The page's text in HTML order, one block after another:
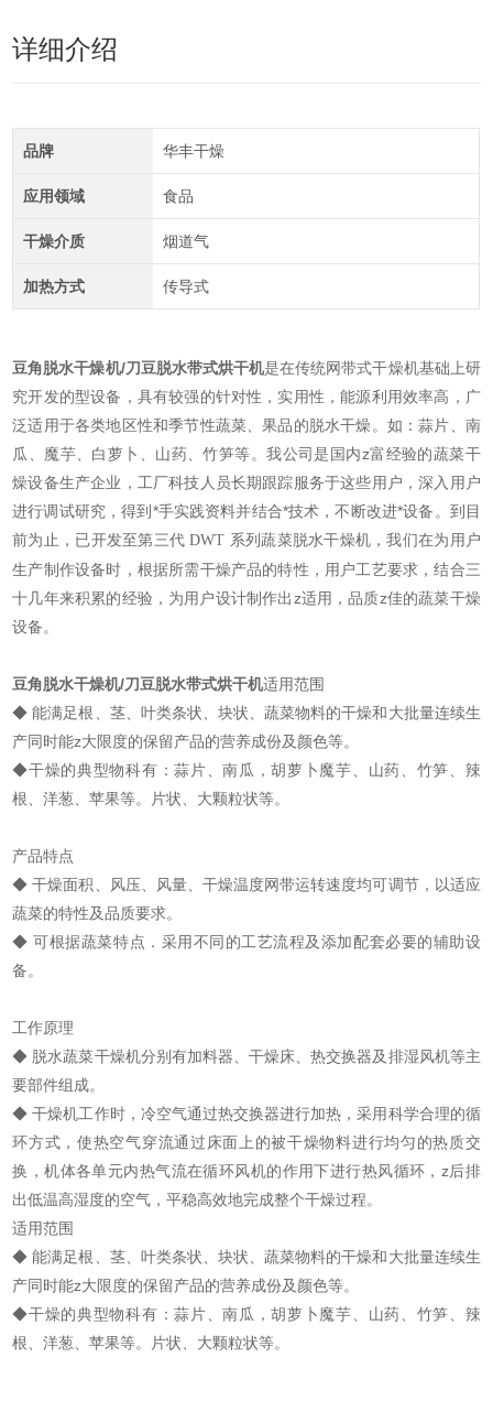
详细介绍
品牌 华丰干燥
应用领域 食品
干燥介质 烟道气
加热方式 传导式
豆角脱水干燥机/刀豆脱水带式烘干机是在传统网带式干燥机基础上研
究开发的型设备，具有较强的针对性，实用性，能源利用效率高，广
泛适用于各类地区性和季节性蔬菜、果品的脱水干燥。如：蒜片、南
瓜、魔芋、白萝卜、山药、竹笋等。我公司是国内z富经验的蔬菜干
燥设备生产企业，工厂科技人员长期跟踪服务于这些用户，深入用户
进行调试研究，得到*手实践资料并结合*技术，不断改进*设备。到目
前为止，已开发至第三代 DWT 系列蔬菜脱水干燥机，我们在为用户
生产制作设备时，根据所需干燥产品的特性，用户工艺要求，结合三
十几年来积累的经验，为用户设计制作出z适用，品质z佳的蔬菜干燥
设备。
豆角脱水干燥机/刀豆脱水带式烘干机适用范围
◆ 能满足根、茎、叶类条状、块状、蔬菜物料的干燥和大批量连续生
产同时能z大限度的保留产品的营养成份及颜色等。
◆干燥的典型物科有：蒜片、南瓜，胡萝卜魔芋、山药、竹笋、辣
根、洋葱、苹果等。片状、大颗粒状等。
产品特点
◆ 干燥面积、风压、风量、干燥温度网带运转速度均可调节，以适应
蔬菜的特性及品质要求。
◆ 可根据蔬菜特点．采用不同的工艺流程及添加配套必要的辅助设
备。
工作原理
◆ 脱水蔬菜干燥机分别有加料器、干燥床、热交换器及排湿风机等主
要部件组成。
◆ 干燥机工作时，冷空气通过热交换器进行加热，采用科学合理的循
环方式，使热空气穿流通过床面上的被干燥物料进行均匀的热质交
换，机体各单元内热气流在循环风机的作用下进行热风循环，z后排
出低温高湿度的空气，平稳高效地完成整个干燥过程。
适用范围
◆ 能满足根、茎、叶类条状、块状、蔬菜物料的干燥和大批量连续生
产同时能z大限度的保留产品的营养成份及颜色等。
◆干燥的典型物科有：蒜片、南瓜，胡萝卜魔芋、山药、竹笋、辣
根、洋葱、苹果等。片状、大颗粒状等。